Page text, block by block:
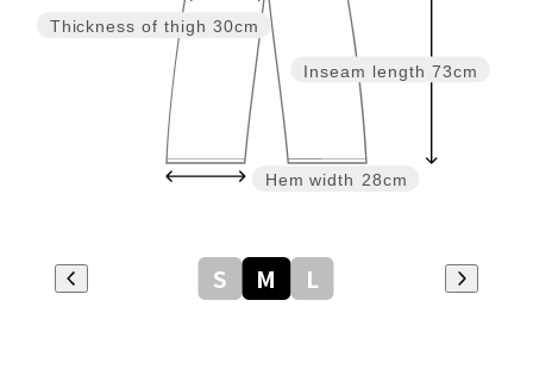
Inseam length 73cm
Hem width 28cm
Thickness of thigh 30cm
S M L